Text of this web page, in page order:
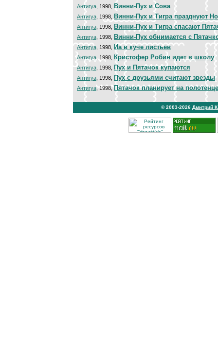
Антигуа , 1998, Винни-Пух и Сова
Антигуа , 1998, Винни-Пух и Тигра празднуют
Антигуа , 1998, Винни-Пух и Тигра спасают
Антигуа , 1998, Винни-Пух обнимается с
Антигуа , 1998, Иа в куче листьев
Антигуа , 1998, Кристофер Робин идет в школу
Антигуа , 1998, Пух и Пятачок купаются
Антигуа , 1998, Пух с друзьями считают звезды
Антигуа, 1998,Пятачок планирует на полотенце
© 2003-2026 Дмитрий